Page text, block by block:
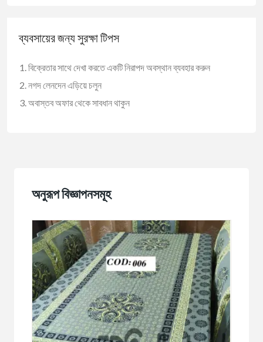
ব্যবসায়ের জন্য সুরক্ষা টিপস
বিক্রেতার সাথে দেখা করতে একটি নিরাপদ অবস্থান ব্যবহার করুন
নগদ লেনদেন এড়িয়ে চলুন
অবাস্তব অফার থেকে সাবধান থাকুন
অনুরূপ বিজ্ঞাপনসমূহ